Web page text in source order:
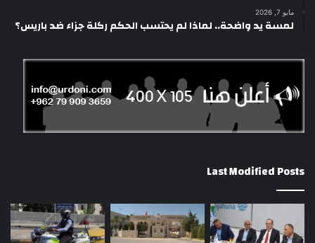
مايو 7, 2026
لمسة يد واضحة.. لماذا لم يحتسب الحكم ركلة جزاء ضد باريس؟
Last Modified Posts